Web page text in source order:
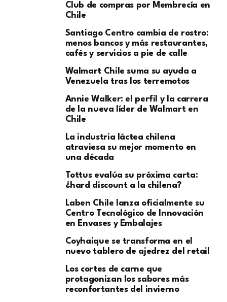
Club de compras por Membrecía en
Chile
Santiago Centro cambia de rostro:
menos bancos y más restaurantes,
cafés y servicios a pie de calle
Walmart Chile suma su ayuda a
Venezuela tras los terremotos
Annie Walker: el perfil y la carrera
de la nueva líder de Walmart en
Chile
La industria láctea chilena
atraviesa su mejor momento en
una década
Tottus evalúa su próxima carta:
¿hard discount a la chilena?
Laben Chile lanza oficialmente su
Centro Tecnológico de Innovación
en Envases y Embalajes
Coyhaique se transforma en el
nuevo tablero de ajedrez del retail
Los cortes de carne que
protagonizan los sabores más
reconfortantes del invierno